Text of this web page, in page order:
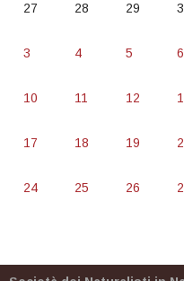
27 28 29
3 4 5 6
10 11 12
17 18 19
24 25 26